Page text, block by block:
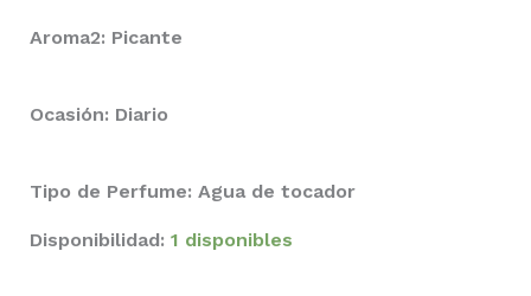
Aroma2: Picante
Ocasión: Diario
Tipo de Perfume: Agua de tocador
Disponibilidad: 1 disponibles